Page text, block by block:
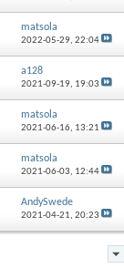
matsola
2022-05-29, 22:04
a128
2021-09-19, 19:03
matsola
2021-06-16, 13:21
matsola
2021-06-03, 12:44
AndySwede
2021-04-21, 20:23